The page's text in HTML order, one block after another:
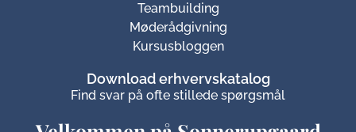
Teambuilding
Møderådgivning
Kursusbloggen
Download erhvervskatalog
Find svar på ofte stillede spørgsmål